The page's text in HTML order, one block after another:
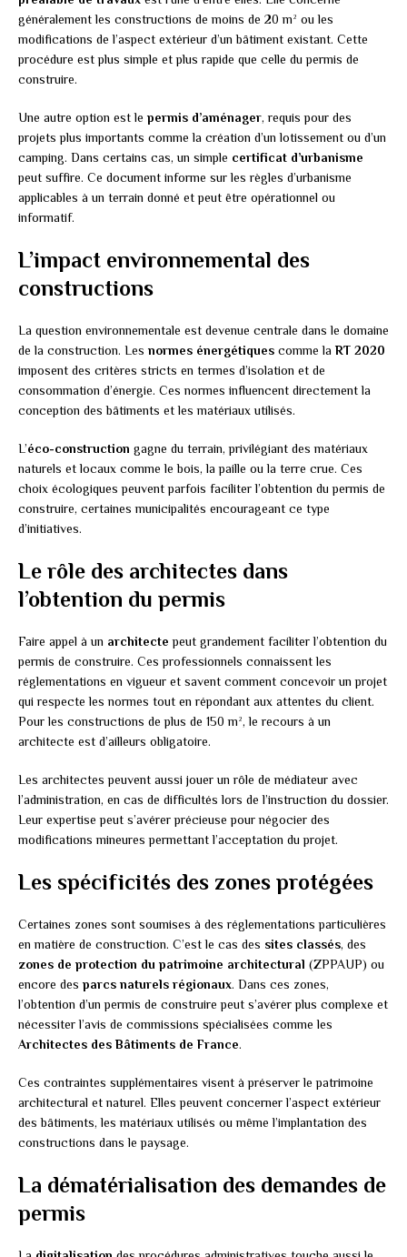
généralement les constructions de moins de 20 m² ou les
modifications de l’aspect extérieur d’un bâtiment existant. Cette
procédure est plus simple et plus rapide que celle du permis de
construire.
Une autre option est le permis d’aménager, requis pour des
projets plus importants comme la création d’un lotissement ou d’un
camping. Dans certains cas, un simple certificat d’urbanisme
peut suffire. Ce document informe sur les règles d’urbanisme
applicables à un terrain donné et peut être opérationnel ou
informatif.
L’impact environnemental des
constructions
La question environnementale est devenue centrale dans le domaine
de la construction. Les normes énergétiques comme laRT 2020
imposent des critères stricts en termes d’isolation et de
consommation d’énergie. Ces normes influencent directement la
conception des bâtiments et les matériaux utilisés.
L’éco-construction gagne du terrain, privilégiant des matériaux
naturels et locaux comme le bois, la paille ou la terre crue. Ces
choix écologiques peuvent parfois faciliter l’obtention du permis de
construire, certaines municipalités encourageant ce type
d’initiatives.
Le rôle des architectes dans
l’obtention du permis
Faire appel à un architecte peut grandement faciliter l’obtention du
permis de construire. Ces professionnels connaissent les
réglementations en vigueur et savent comment concevoir un projet
qui respecte les normes tout en répondant aux attentes du client.
Pour les constructions de plus de 150 m², le recours à un
architecte est d’ailleurs obligatoire.
Les architectes peuvent aussi jouer un rôle de médiateur avec
l’administration, en cas de difficultés lors de l’instruction du dossier.
Leur expertise peut s’avérer précieuse pour négocier des
modifications mineures permettant l’acceptation du projet.
Les spécificités des zones protégées
Certaines zones sont soumises à des réglementations particulières
en matière de construction. C’est le cas des sites classés, des
zones de protection du patrimoine architectural (ZPPAUP) ou
encore des parcs naturels régionaux. Dans ces zones,
l’obtention d’un permis de construire peut s’avérer plus complexe et
nécessiter l’avis de commissions spécialisées comme les
Architectes des Bâtiments de France.
Ces contraintes supplémentaires visent à préserver le patrimoine
architectural et naturel. Elles peuvent concerner l’aspect extérieur
des bâtiments, les matériaux utilisés ou même l’implantation des
constructions dans le paysage.
La dématérialisation des demandes de
permis